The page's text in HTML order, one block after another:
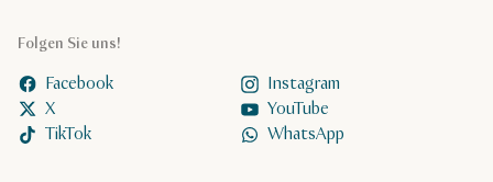
Folgen Sie uns!
Facebook
Instagram
X
YouTube
TikTok
WhatsApp